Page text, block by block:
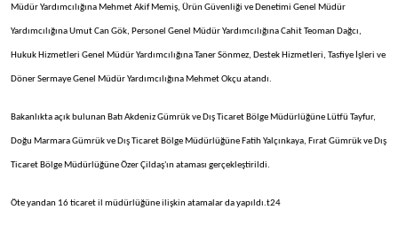
Müdür Yardımcılığına Mehmet Akif Memiş, Ürün Güvenliği ve Denetimi Genel Müdür
Yardımcılığına Umut Can Gök, Personel Genel Müdür Yardımcılığına Cahit Teoman Dağcı,
Hukuk Hizmetleri Genel Müdür Yardımcılığına Taner Sönmez, Destek Hizmetleri, Tasfiye İşleri ve
Döner Sermaye Genel Müdür Yardımcılığına Mehmet Okçu atandı.
Bakanlıkta açık bulunan Batı Akdeniz Gümrük ve Dış Ticaret Bölge Müdürlüğüne Lütfü Tayfur,
Doğu Marmara Gümrük ve Dış Ticaret Bölge Müdürlüğüne Fatih Yalçınkaya, Fırat Gümrük ve Dış
Ticaret Bölge Müdürlüğüne Özer Çildaş'ın ataması gerçekleştirildi.
Öte yandan 16 ticaret il müdürlüğüne ilişkin atamalar da yapıldı.t24